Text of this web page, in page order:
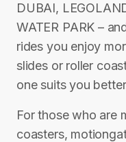
DUBAI,
WATER PARK –
rides you enjoy
slides or roller
one suits you
For those who are
coasters,